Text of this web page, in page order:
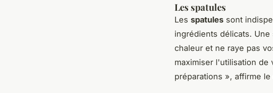
Les spatules
Les spatules sont
ingrédients délicats.
chaleur et ne raye pas
maximiser l'utilisation de
préparations », affirme le